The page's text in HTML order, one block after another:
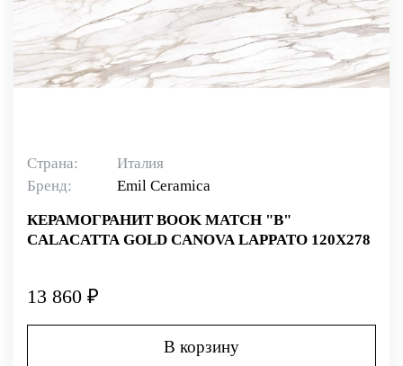
Страна:
Италия
Бренд:
Emil Ceramica
КЕРАМОГРАНИТ BOOK MATCH "B"
CALACATTA GOLD CANOVA LAPPATO 120X278
13 860 ₽
В корзину